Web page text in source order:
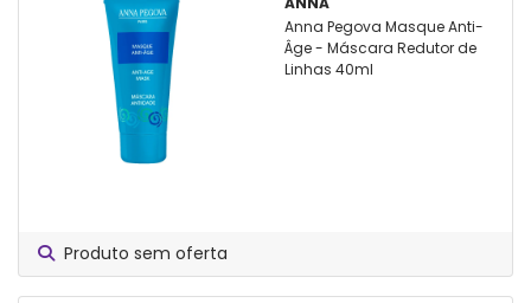
Anna Pegova Masque Anti-
Âge - Máscara Redutor de
Linhas 40ml
Produto sem oferta